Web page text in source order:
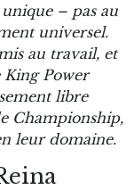
– pas au
universel.
au travail, et
King Power
libre
Championship,
leur domaine.